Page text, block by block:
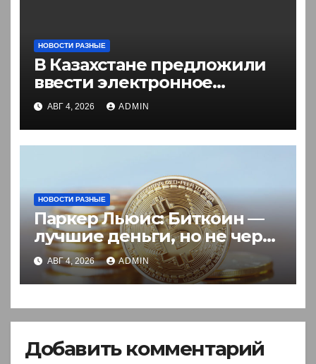
НОВОСТИ РАЗНЫЕ
В Казахстане предложили
ввести электронное
разрешение на въезд для
иностранцев
АВГ 4, 2026 ADMIN
НОВОСТИ РАЗНЫЕ
Паркер Льюис: Биткоин —
лучшие деньги, но не через
акции
АВГ 4, 2026 ADMIN
Добавить комментарий